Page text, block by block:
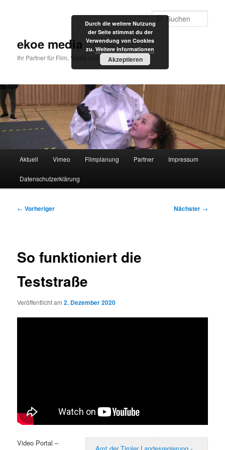
ekoe media
Ihr Partner für Film, Video und Internet
Aktuell Vimeo Filmplanung Partner Impressum
Datenschutzerklärung
Beitragsnavigation
← Vorheriger Nächster →
So funktioniert die
Teststraße
Veröffentlicht am2. Dezember 2020
Amt der Tiroler Landesregierung -
Video Portal –
Durch die weitere Nutzung
der Seite stimmst du der
Verwendung von Cookies
zu. Weitere Informationen
Akzeptieren